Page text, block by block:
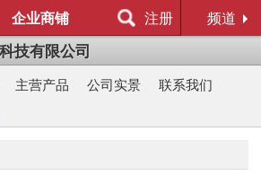
企业商铺 注册 频道
技有限公司
主营产品 公司实景
联系我们